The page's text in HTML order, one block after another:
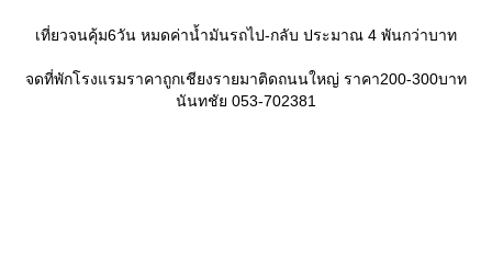
เที่ยวจนคุ้ม6วัน หมดค่าน้ำมันรถไป-กลับ ประมาณ 4 พันกว่าบาท
จดที่พักโรงแรมราคาถูกเชียงรายมาติดถนนใหญ่ ราคา200-300บาท
นันทชัย 053-702381